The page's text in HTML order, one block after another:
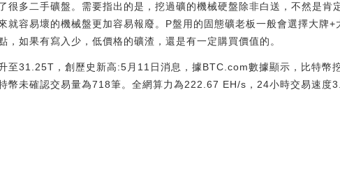
很多二手礦盤。需要指出的是，挖過礦的機械硬盤除非白送，不然是肯
就容易壞的機械盤更加容易報廢。P盤用的固態礦老板一般會選擇大牌+
，如果有寫入少，低價格的礦渣，還是有一定購買價值的。
至31.25T，創歷史新高:5月11日消息，據BTC.com數據顯示，比特幣
幣未確認交易量為718筆。全網算力為222.67 EH/s，24小時交易速